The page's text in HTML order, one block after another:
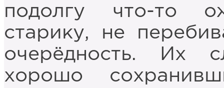
подолгу что-то
старику, не
очерёдность. Их
хорошо